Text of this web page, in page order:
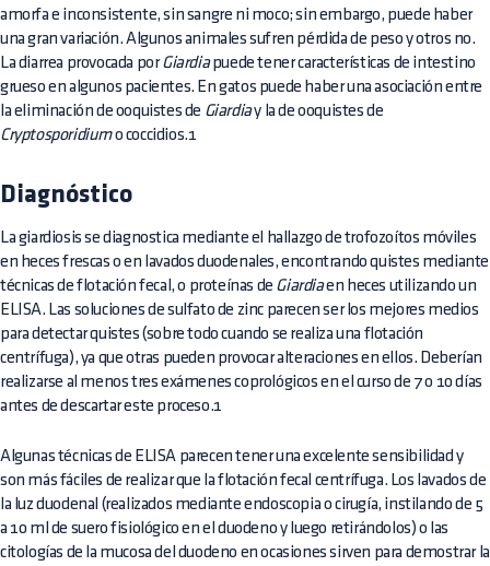
amorfa e inconsistente, sin sangre ni moco; sin embargo, puede haber
una gran variación. Algunos animales sufren pérdida de peso y otros no.
La diarrea provocada porGiardiapuede tener características de intestino
grueso en algunos pacientes. En gatos puede haber una asociación entre
la eliminación de ooquistes de Giardiay la de ooquistes de
Cryptosporidiumo coccidios.1
Diagnóstico
La giardiosis se diagnostica mediante el hallazgo de trofozoítos móviles
en heces frescas o en lavados duodenales, encontrando quistes mediante
técnicas de flotación fecal, o proteínas de Giardiaen heces utilizando un
ELISA. Las soluciones de sulfato de zinc parecen ser los mejores medios
para detectar quistes (sobre todo cuando se realiza una flotación
centrífuga), ya que otras pueden provocar alteraciones en ellos. Deberían
realizarse al menos tres exámenes coprológicos en el curso de 7 o 10 días
antes de descartar este proceso.1
Algunas técnicas de ELISA parecen tener una excelente sensibilidad y
son más fáciles de realizar que la flotación fecal centrífuga. Los lavados de
la luz duodenal (realizados mediante endoscopia o cirugía, instilando de 5
a 10 ml de suero fisiológico en el duodeno y luego retirándolos) o las
citologías de la mucosa del duodeno en ocasiones sirven para demostrar la